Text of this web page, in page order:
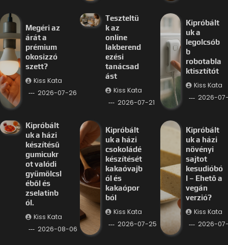
Megéri az
árát a
prémium
okosizzó
szett?
Kiss Kata
2026-07-26
Teszteltü
k az
online
lakberend
ezési
tanácsad
ást
Kiss Kata
2026-07-21
Kipróbált
uk a
legolcsób
b
robotabla
ktisztítót
Kiss Kata
2026-
Kipróbált
uk a házi
készítésű
gumicukr
ot valódi
gyümölcsl
éből és
zselatinb
ól.
Kiss Kata
2026-08-06
Kipróbált
uk a házi
csokoládé
készítését
kakaóvajb
ól és
kakaópor
ból
Kiss Kata
2026-07-25
Kipróbált
uk a házi
növényi
sajtot
kesudióbó
l – Ehető a
vegán
verzió?
Kiss Kata
2026-